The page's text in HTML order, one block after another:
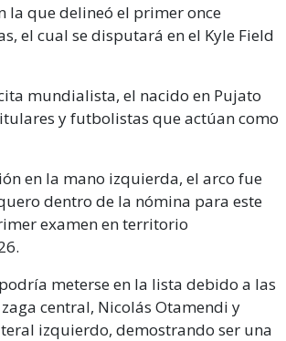
la que delineó el primer once
el cual se disputará en el Kyle Field
mundialista, el nacido en Pujato
y futbolistas que actúan como
en la mano izquierda, el arco fue
dentro de la nómina para este
examen en territorio
meterse en la lista debido a las
central, Nicolás Otamendi y
izquierdo, demostrando ser una